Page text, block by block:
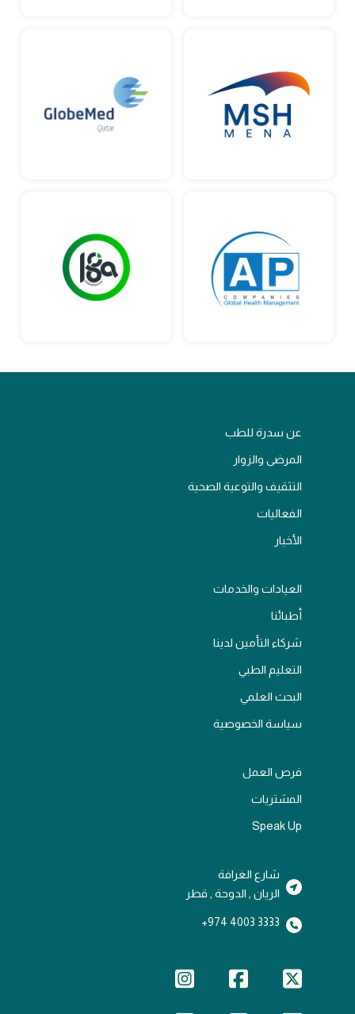
عن سدرة للطب
المرضى والزوار
التثقيف والتوعية الصحية
الفعاليات
الأخبار
العيادات والخدمات
أطبائنا
شركاء التأمين لدينا
التعليم الطبي
البحث العلمي
سياسة الخصوصية
فرص العمل
المشتريات
Speak Up
شارع الغرافة
الريان , الدوحة , قطر
3333 4003 974+